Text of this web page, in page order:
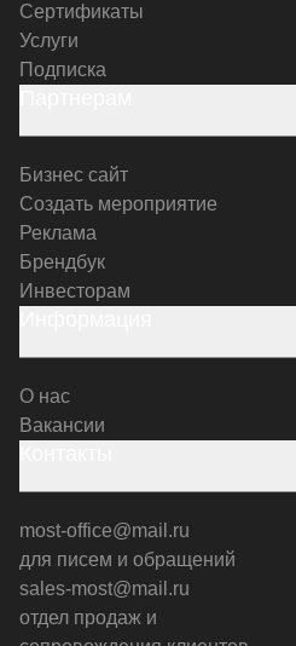
Сертификаты
Услуги
Подписка
Бизнес сайт
Создать мероприятие
Реклама
Брендбук
Инвесторам
О нас
Вакансии
most-office@mail.ru
для писем и обращений
sales-most@mail.ru
отдел продаж и